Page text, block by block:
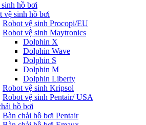
hồ bơi
vệ sinh hồ bơi
Robot vệ sinh Procopi/EU
Robot vệ sinh Maytronics
Dolphin X
Dolphin Wave
Dolphin S
Dolphin M
Dolphin Liberty
Robot vệ sinh Kripsol
Robot vệ sinh Pentair/ USA
hồ bơi
Bàn chải hồ bơi Pentair